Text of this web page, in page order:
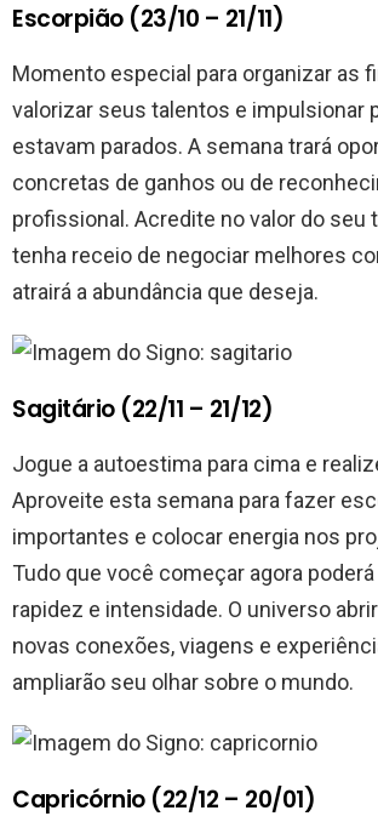
Escorpião (23/10 – 21/11)
Momento especial para organizar as
valorizar seus talentos e impulsionar
estavam parados. A semana trará
concretas de ganhos ou de
profissional. Acredite no valor do seu
tenha receio de negociar melhores
atrairá a abundância que deseja.
Sagitário (22/11 – 21/12)
Jogue a autoestima para cima e
Aproveite esta semana para fazer
importantes e colocar energia nos
Tudo que você começar agora
rapidez e intensidade. O universo
novas conexões, viagens e
ampliarão seu olhar sobre o mundo.
Capricórnio (22/12 – 20/01)